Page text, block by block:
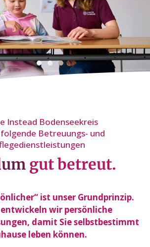
Instead Bodenseekreis
Betreuungs- und
gut betreut.
ist unser Grundprinzip.
wir persönliche
damit Sie selbstbestimmt
leben können.